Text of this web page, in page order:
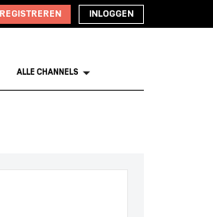
REGISTREREN INLOGGEN
ALLE CHANNELS